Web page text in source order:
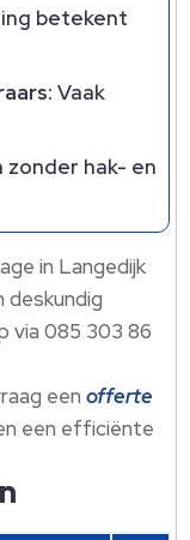
betekent
Vaak
zonder hak- en
in Langedijk
deskundig
via 085 303 86
eenofferte
een efficiënte